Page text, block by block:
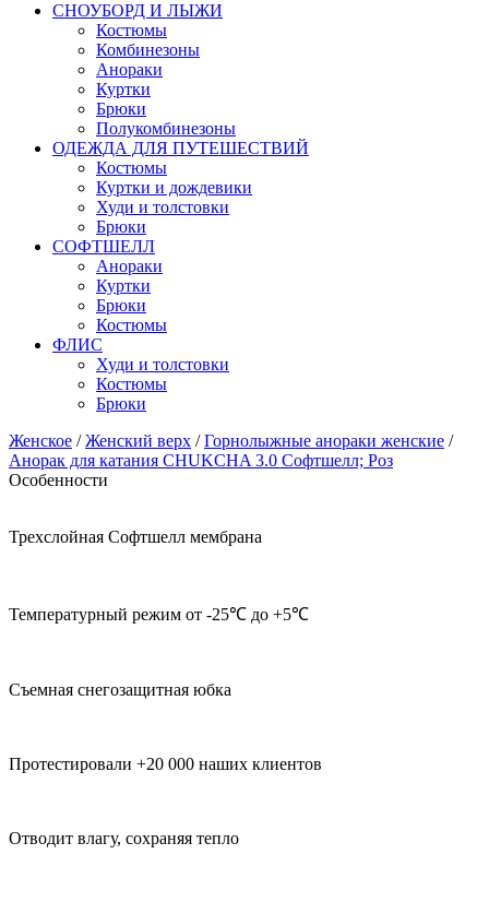
СНОУБОРД И ЛЫЖИ
Костюмы
Комбинезоны
Анораки
Куртки
Брюки
Полукомбинезоны
ОДЕЖДА ДЛЯ ПУТЕШЕСТВИЙ
Костюмы
Куртки и дождевики
Худи и толстовки
Брюки
СОФТШЕЛЛ
Анораки
Куртки
Брюки
Костюмы
ФЛИС
Худи и толстовки
Костюмы
Брюки
Женское / Женский верх / Горнолыжные анораки женские /
Анорак для катания CHUKCHA 3.0 Софтшелл; Роз
Особенности
Трехслойная Софтшелл мембрана
Температурный режим от -25℃ до +5℃
Съемная снегозащитная юбка
Протестировали +20 000 наших клиентов
Отводит влагу, сохраняя тепло